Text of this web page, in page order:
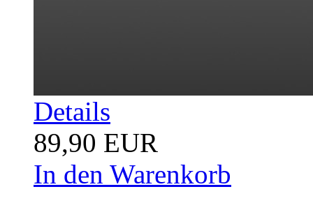
Details
89,90 EUR
In den Warenkorb